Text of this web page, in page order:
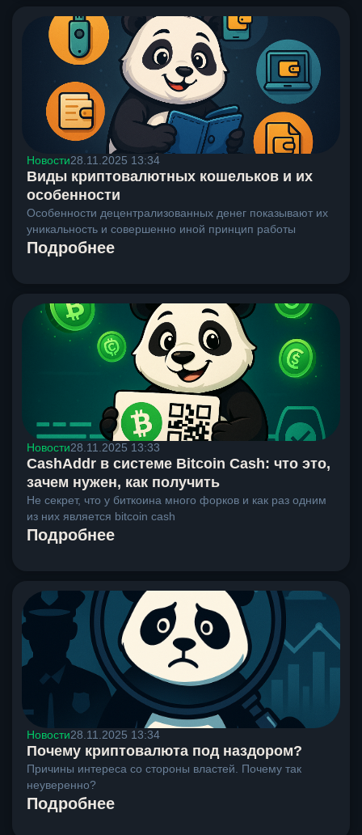
Новости28.11.2025 13:34
Виды криптовалютных кошельков и их
особенности
Особенности децентрализованных денег показывают их
уникальность и совершенно иной принцип работы
Подробнее
Новости28.11.2025 13:33
CashAddr в системе Bitcoin Cash: что это,
зачем нужен, как получить
Не секрет, что у биткоина много форков и как раз одним
из них является bitcoin cash
Подробнее
Новости28.11.2025 13:34
Почему криптовалюта под наздором?
Причины интереса со стороны властей. Почему так
неуверенно?
Подробнее